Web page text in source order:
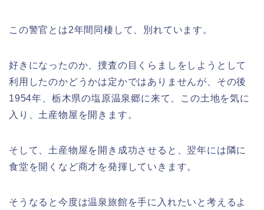
この警官とは2年間同棲して、別れています。
好きになったのか、捜査の目くらましをしようとして
利用したのかどうかは定かではありませんが、その後
1954年、栃木県の塩原温泉郷に来て、この土地を気に
入り、土産物屋を開きます。
そして、土産物屋を開き成功させると、翌年には隣に
食堂を開くなど商才を発揮していきます。
そうなると今度は温泉旅館を手に入れたいと考えるよ